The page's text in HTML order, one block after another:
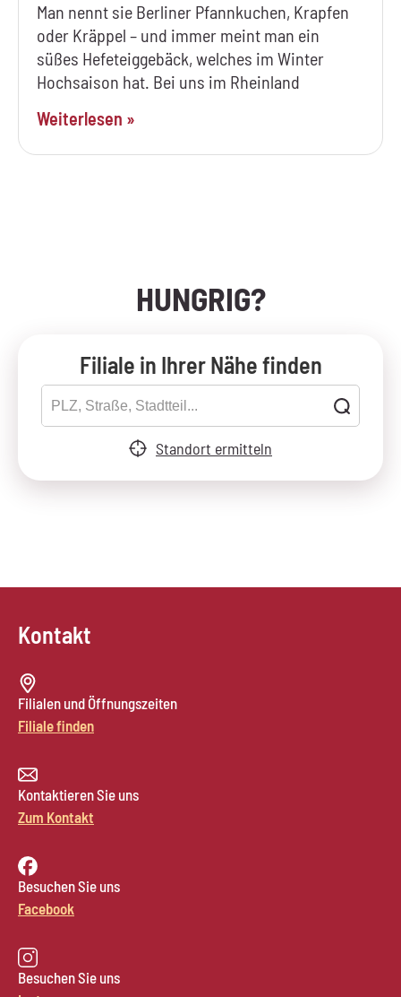
Man nennt sie Berliner Pfannkuchen, Krapfen
oder Kräppel – und immer meint man ein
süßes Hefeteiggebäck, welches im Winter
Hochsaison hat. Bei uns im Rheinland
Weiterlesen »
HUNGRIG?
Filiale in Ihrer Nähe finden
Standort ermitteln
Kontakt
Filialen und Öffnungszeiten
Filiale finden
Kontaktieren Sie uns
Zum Kontakt
Besuchen Sie uns
Facebook
Besuchen Sie uns